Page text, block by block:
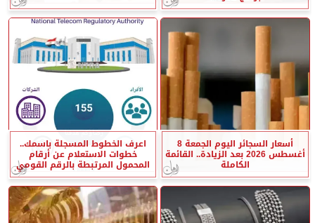
أسعار السجائر اليوم الجمعة 8
أغسطس 2026 بعد الزيادة.. القائمة
الكاملة
اعرف الخطوط المسجلة باسمك..
خطوات الاستعلام عن أرقام
المحمول المرتبطة بالرقم القومي